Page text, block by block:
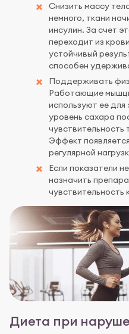
Снизить массу
немного, ткани
инсулин. За счет
переходит из
устойчивый
способен
Поддерживать
Работающие
используют ее для
уровень сахара
чувствительность
Эффект
регулярной
Если показатели
назначить
чувствительность
Диета при